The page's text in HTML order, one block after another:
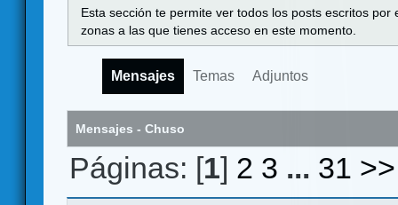
Esta sección te permite ver todos los posts escritos
zonas a las que tienes acceso en este momento.
Mensajes Temas Adjuntos
Mensajes - Chuso
Páginas: [1] 2 3 ... 31 >>